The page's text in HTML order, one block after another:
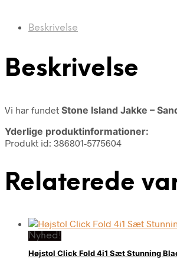
Beskrivelse
Beskrivelse
Vi har fundet Stone Island Jakke –
Yderlige produktinformationer:
Produkt id: 386801-5775604
Relaterede
Nyhed!
Højstol Click Fold 4i1 Sæt Stunning